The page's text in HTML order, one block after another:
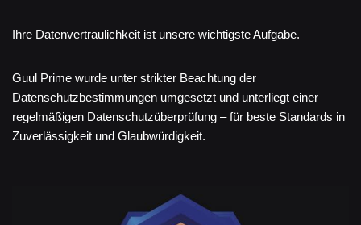
Ihre Datenvertraulichkeit ist unsere wichtigste Aufgabe.
Guul Prime wurde unter strikter Beachtung der
Datenschutzbestimmungen umgesetzt und unterliegt einer
regelmäßigen Datenschutzüberprüfung – für beste Standards in
Zuverlässigkeit und Glaubwürdigkeit.